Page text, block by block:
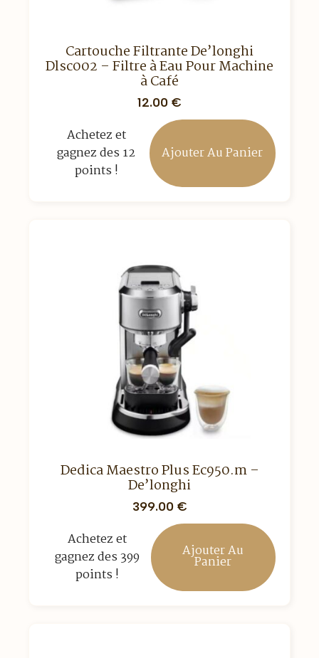
Cartouche Filtrante De’longhi
Dlsc002 – Filtre à Eau Pour Machine
à Café
12.00 €
Achetez et
gagnez des 12
points !
Ajouter Au Panier
Dedica Maestro Plus Ec950.m –
De’longhi
399.00 €
Achetez et
gagnez des 399
points !
Ajouter Au
Panier